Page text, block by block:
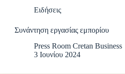
Ειδήσεις
Συνάντηση εργασίας εμπορίου
Press Room Cretan Business
3 Ιουνίου 2024